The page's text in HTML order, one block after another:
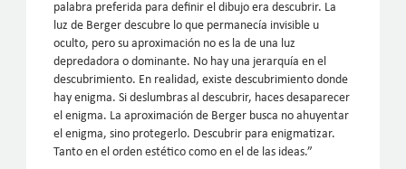
palabra preferida para definir el dibujo era descubrir. La
luz de Berger descubre lo que permanecía invisible u
oculto, pero su aproximación no es la de una luz
depredadora o dominante. No hay una jerarquía en el
descubrimiento. En realidad, existe descubrimiento donde
hay enigma. Si deslumbras al descubrir, haces desaparecer
el enigma. La aproximación de Berger busca no ahuyentar
el enigma, sino protegerlo. Descubrir para enigmatizar.
Tanto en el orden estético como en el de las ideas.”